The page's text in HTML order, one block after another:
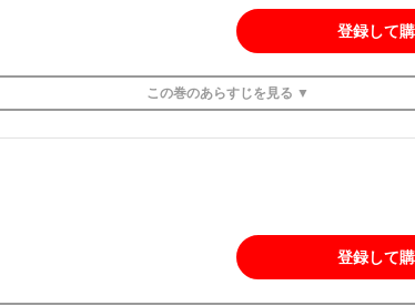
登録して
この巻のあらすじを 見る ▼
登録して